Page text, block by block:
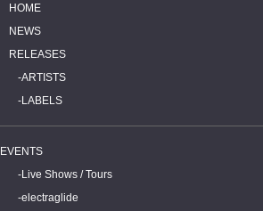
HOME
NEWS
RELEASES
ARTISTS
LABELS
EVENTS
Live Shows / Tours
electraglide